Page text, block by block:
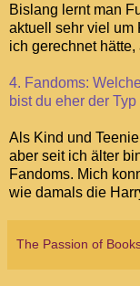
Bislang lernt man
aktuell sehr viel um
ich gerechnet
4. Fandoms:
bist du eher der
Als Kind und
aber seit ich älter
Fandoms. Mich
wie damals die
The Passion of